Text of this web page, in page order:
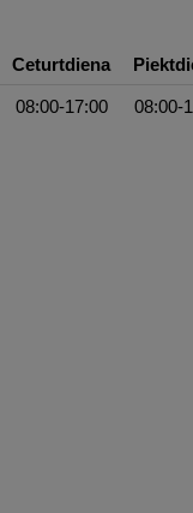
Ceturtdiena
08:00-17:00 08:00-